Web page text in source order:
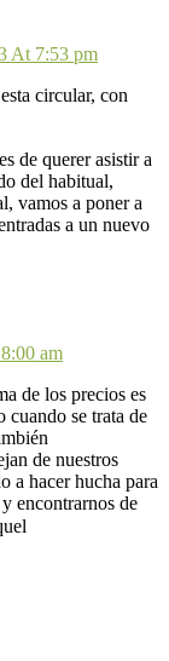
At 7:53 pm
circular, con
de querer asistir a
del habitual,
vamos a poner a
a un nuevo
am
de los precios es
cuando se trata de
de nuestros
a hacer hucha para
encontrarnos de